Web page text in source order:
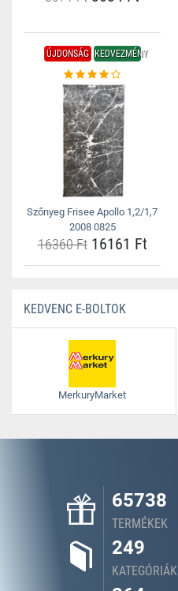
ÚJDONSÁG KEDVEZMÉNY
Szőnyeg Frisee Apollo 1,2/1,7
2008 0825
16360 Ft16161 Ft
KEDVENC E-BOLTOK
MerkuryMarket
65738
TERMÉKEK
249
KATEGÓRIÁK